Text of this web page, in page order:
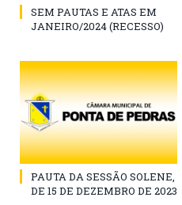
SEM PAUTAS E ATAS EM
JANEIRO/2024 (RECESSO)
PAUTA DA SESSÃO SOLENE,
DE 15 DE DEZEMBRO DE 2023